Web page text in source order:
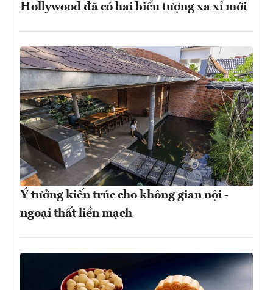
Hollywood đã có hai biểu tượng xa xỉ mới
Ý tưởng kiến trúc cho không gian nội -
ngoại thất liền mạch